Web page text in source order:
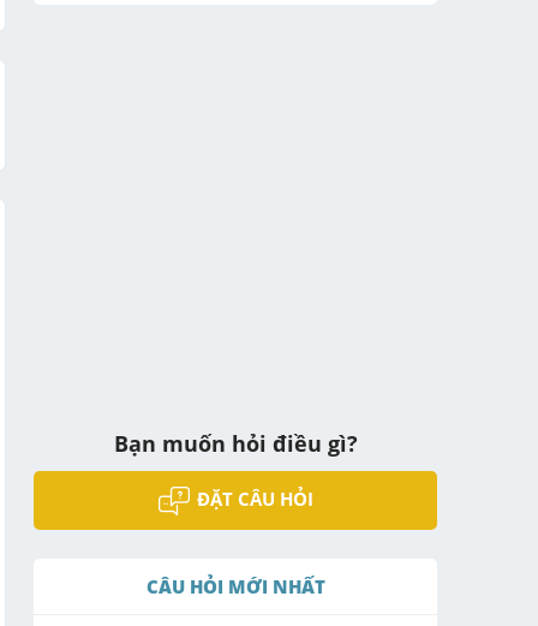
Bạn muốn hỏi điều gì?
ĐẶT CÂU HỎI
CÂU HỎI MỚI NHẤT